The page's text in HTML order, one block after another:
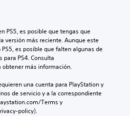
PS5, es posible que tengas que
versión más reciente. Aunque este
es posible que falten algunas de
PS4. Consulta
obtener más información.
una cuenta para PlayStation y
de servicio y a la correspondiente
Terms y
policy).